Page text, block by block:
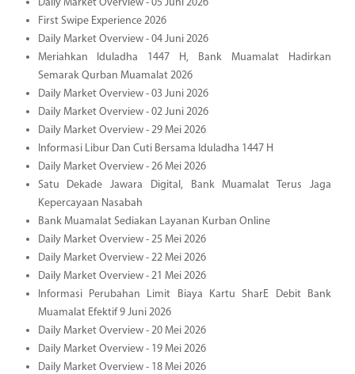
Daily Market Overview - 05 Juni 2026
First Swipe Experience 2026
Daily Market Overview - 04 Juni 2026
Meriahkan Iduladha 1447 H, Bank Muamalat Hadirkan
Semarak Qurban Muamalat 2026
Daily Market Overview - 03 Juni 2026
Daily Market Overview - 02 Juni 2026
Daily Market Overview - 29 Mei 2026
Informasi Libur Dan Cuti Bersama Iduladha 1447 H
Daily Market Overview - 26 Mei 2026
Satu Dekade Jawara Digital, Bank Muamalat Terus Jaga
Kepercayaan Nasabah
Bank Muamalat Sediakan Layanan Kurban Online
Daily Market Overview - 25 Mei 2026
Daily Market Overview - 22 Mei 2026
Daily Market Overview - 21 Mei 2026
Informasi Perubahan Limit Biaya Kartu SharE Debit Bank
Muamalat Efektif 9 Juni 2026
Daily Market Overview - 20 Mei 2026
Daily Market Overview - 19 Mei 2026
Daily Market Overview - 18 Mei 2026